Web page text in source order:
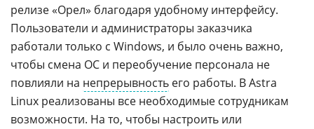
релизе «Орел» благодаря удобному интерфейсу.
Пользователи и администраторы заказчика
работали только с Windows, и было очень важно,
чтобы смена ОС и переобучение персонала не
повлияли на непрерывность его работы. В Astra
Linux реализованы все необходимые сотрудникам
возможности. На то, чтобы настроить или